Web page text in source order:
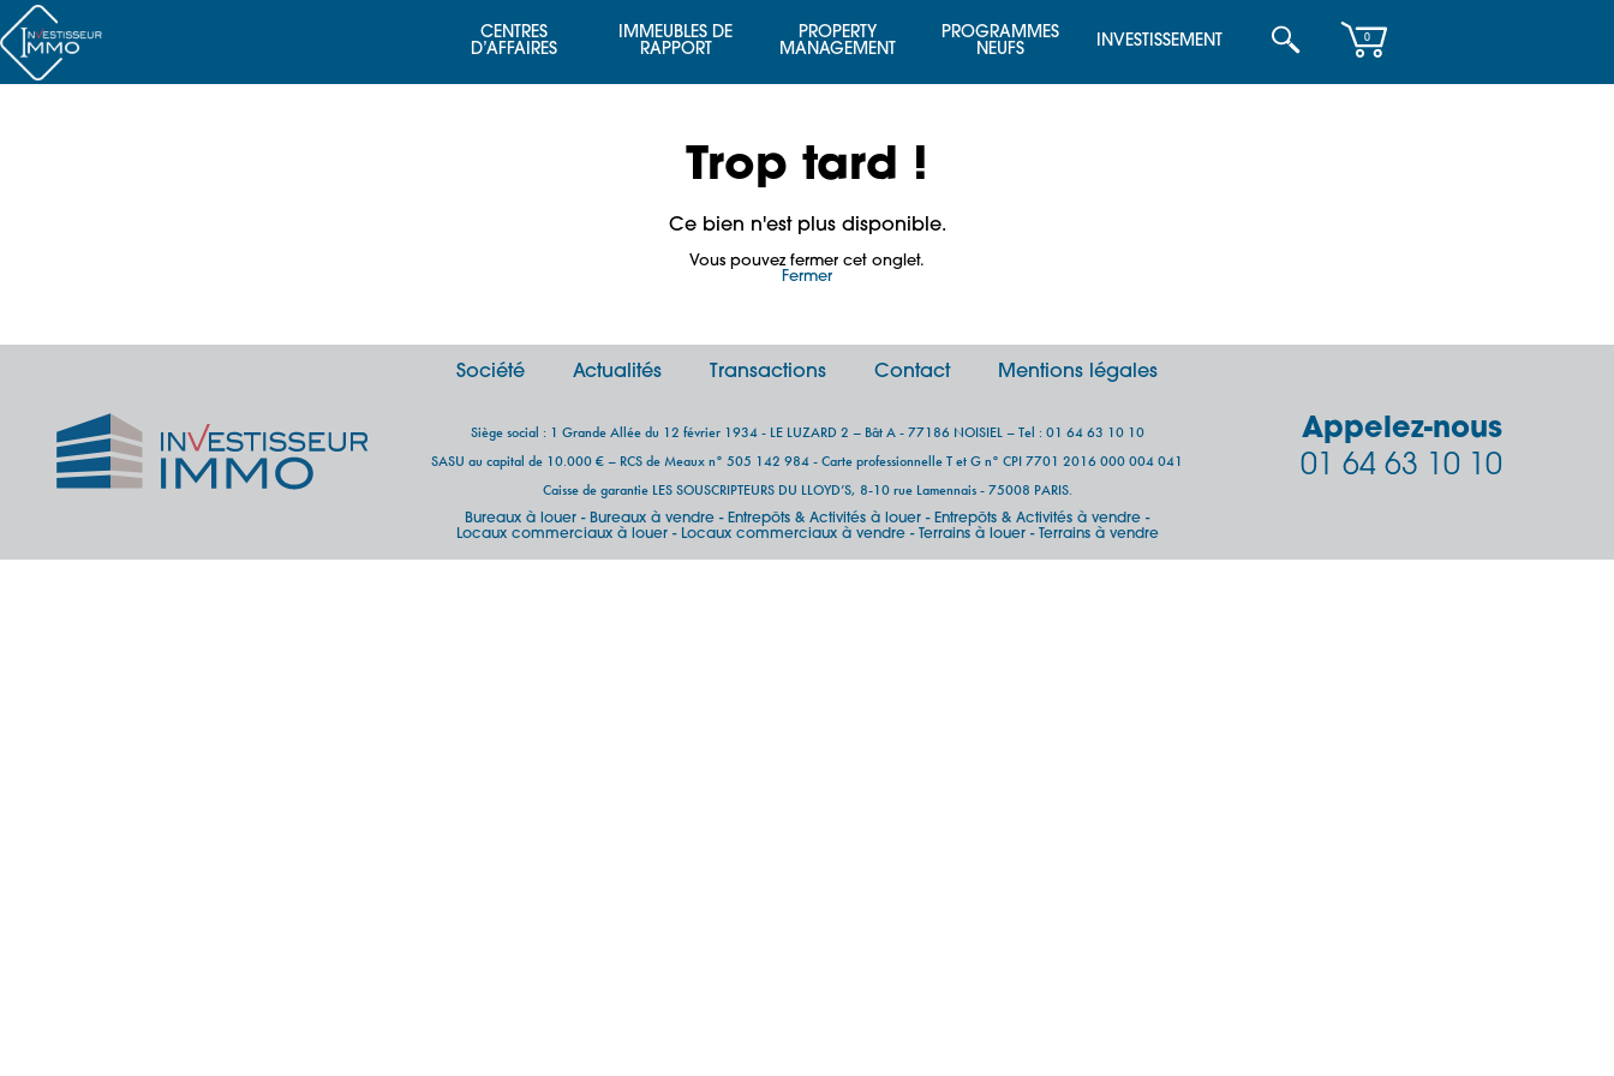
CENTRES
D’AFFAIRES
IMMEUBLES DE
RAPPORT
PROPERTY
MANAGEMENT
PROGRAMMES
NEUFS
INVESTISSEMENT 0
Trop tard !
Ce bien n'est plus disponible.
Vous pouvez fermer cet onglet.
Fermer
Société Actualités Transactions Contact Mentions légales
Siège social : 1 Grande Allée du 12 février 1934 - LE LUZARD 2 – Bât A - 77186 NOISIEL – Tel : 01 64 63 10 10
SASU au capital de 10.000 € – RCS de Meaux n° 505 142 984 - Carte professionnelle T et G n° CPI 7701 2016 000 004 041
Caisse de garantie LES SOUSCRIPTEURS DU LLOYD’S, 8-10 rue Lamennais - 75008 PARIS.
Bureaux à louer - Bureaux à vendre - Entrepôts & Activités à louer - Entrepôts & Activités à vendre -
Locaux commerciaux à louer- Locaux commerciaux à vendre- Terrains à louer- Terrains à vendre
Appelez-nous
01 64 63 10 10